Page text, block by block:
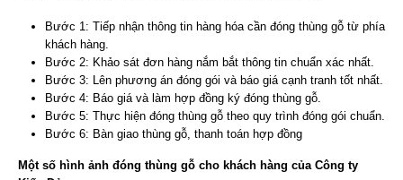
Bước 1: Tiếp nhận thông tin hàng hóa cần đóng thùng gỗ từ phía
khách hàng.
Bước 2: Khảo sát đơn hàng nắm bắt thông tin chuẩn xác nhất.
Bước 3: Lên phương án đóng gói và báo giá cạnh tranh tốt nhất.
Bước 4: Báo giá và làm hợp đồng ký đóng thùng gỗ.
Bước 5: Thực hiện đóng thùng gỗ theo quy trình đóng gói chuẩn.
Bước 6: Bàn giao thùng gỗ, thanh toán hợp đồng
Một số hình ảnh đóng thùng gỗ cho khách hàng của Công ty